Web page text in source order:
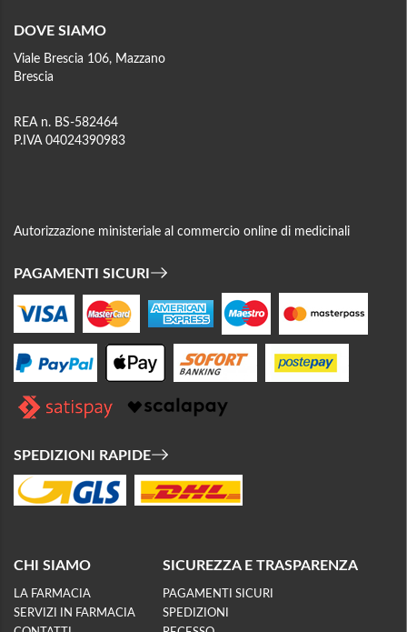
DOVE SIAMO
Viale Brescia 106, Mazzano
Brescia
REA n. BS-582464
P.IVA 04024390983
Autorizzazione ministeriale al commercio online di medicinali
PAGAMENTI SICURI
SPEDIZIONI RAPIDE
CHI SIAMO
LA FARMACIA
SERVIZI IN FARMACIA
SICUREZZA E TRASPARENZA
PAGAMENTI SICURI
SPEDIZIONI